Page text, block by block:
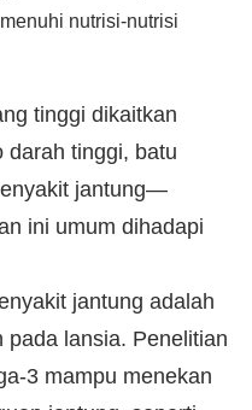
nutrisi-nutrisi
tinggi dikaitkan
darah tinggi, batu
jantung—
ini umum dihadapi
jantung adalah
pada lansia. Penelitian
3 mampu menekan